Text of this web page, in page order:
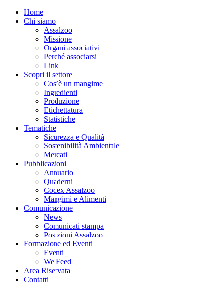
Home
Chi siamo
Assalzoo
Missione
Organi associativi
Perché associarsi
Link
Scopri il settore
Cos’è un mangime
Ingredienti
Produzione
Etichettatura
Statistiche
Tematiche
Sicurezza e Qualità
Sostenibilità Ambientale
Mercati
Pubblicazioni
Annuario
Quaderni
Codex Assalzoo
Mangimi e Alimenti
Comunicazione
News
Comunicati stampa
Posizioni Assalzoo
Formazione ed Eventi
Eventi
We Feed
Area Riservata
Contatti